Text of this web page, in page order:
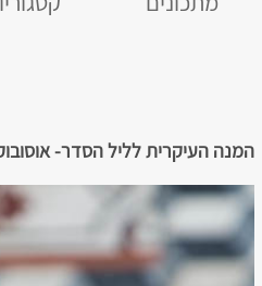
המנה העיקרית לליל הסדר-